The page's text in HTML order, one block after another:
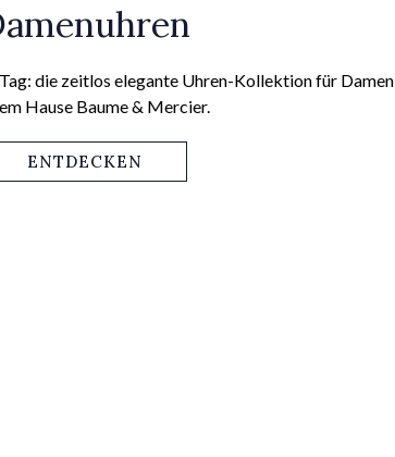
die zeitlos elegante Uhren-Kollektion für Damen
Hause Baume & Mercier.
ENTDECKEN